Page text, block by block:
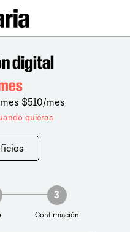
digital
$510/mes
quieras
3
Confirmación